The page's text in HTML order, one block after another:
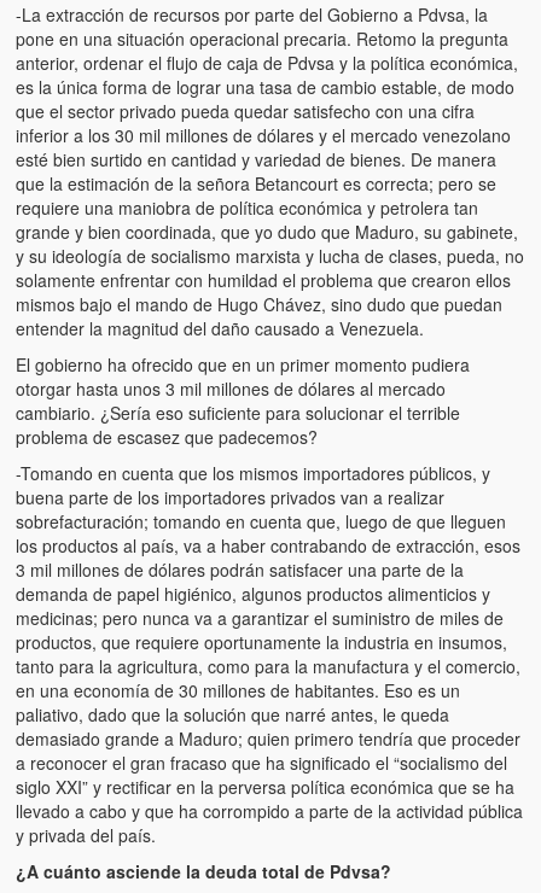
-La extracción de recursos por parte del Gobierno a Pdvsa, la
pone en una situación operacional precaria. Retomo la pregunta
anterior, ordenar el flujo de caja de Pdvsa y la política económica,
es la única forma de lograr una tasa de cambio estable, de modo
que el sector privado pueda quedar satisfecho con una cifra
inferior a los 30 mil millones de dólares y el mercado venezolano
esté bien surtido en cantidad y variedad de bienes. De manera
que la estimación de la señora Betancourt es correcta; pero se
requiere una maniobra de política económica y petrolera tan
grande y bien coordinada, que yo dudo que Maduro, su gabinete,
y su ideología de socialismo marxista y lucha de clases, pueda, no
solamente enfrentar con humildad el problema que crearon ellos
mismos bajo el mando de Hugo Chávez, sino dudo que puedan
entender la magnitud del daño causado a Venezuela.
El gobierno ha ofrecido que en un primer momento pudiera
otorgar hasta unos 3 mil millones de dólares al mercado
cambiario. ¿Sería eso suficiente para solucionar el terrible
problema de escasez que padecemos?
-Tomando en cuenta que los mismos importadores públicos, y
buena parte de los importadores privados van a realizar
sobrefacturación; tomando en cuenta que, luego de que lleguen
los productos al país, va a haber contrabando de extracción, esos
3 mil millones de dólares podrán satisfacer una parte de la
demanda de papel higiénico, algunos productos alimenticios y
medicinas; pero nunca va a garantizar el suministro de miles de
productos, que requiere oportunamente la industria en insumos,
tanto para la agricultura, como para la manufactura y el comercio,
en una economía de 30 millones de habitantes. Eso es un
paliativo, dado que la solución que narré antes, le queda
demasiado grande a Maduro; quien primero tendría que proceder
a reconocer el gran fracaso que ha significado el “socialismo del
siglo XXI” y rectificar en la perversa política económica que se ha
llevado a cabo y que ha corrompido a parte de la actividad pública
y privada del país.
¿A cuánto asciende la deuda total de Pdvsa?